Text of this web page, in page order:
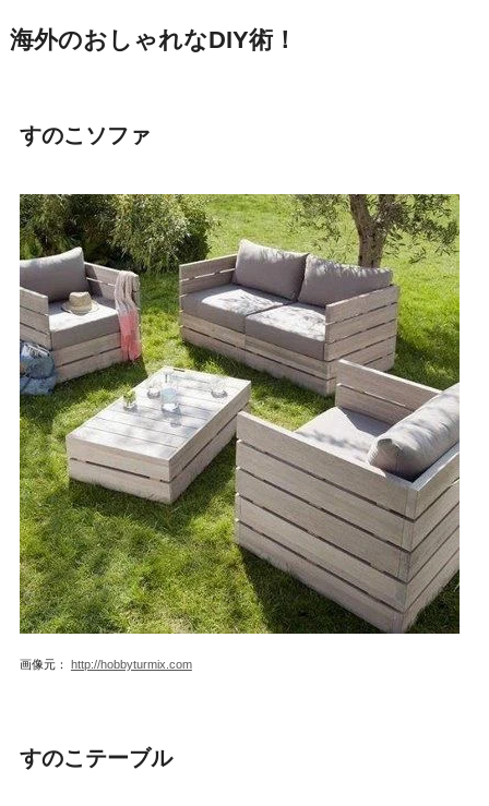
海外のおしゃれなDIY術！
すのこソファ
画像元： http://hobbyturmix.com
すのこテーブル